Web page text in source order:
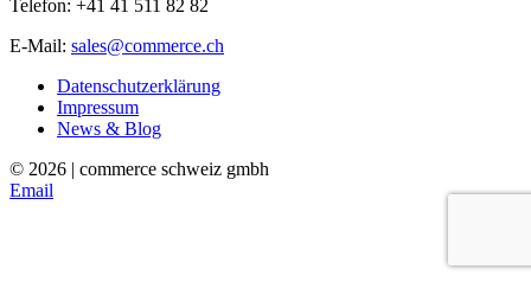
Telefon: +41 41 511 82 82
E-Mail: sales@commerce.ch
Datenschutzerklärung
Impressum
News & Blog
© 2026 | commerce schweiz gmbh
Email